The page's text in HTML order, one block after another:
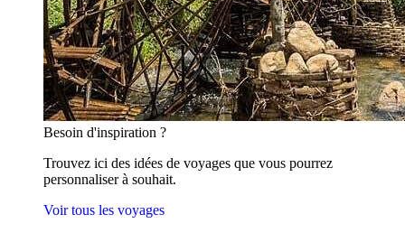
Besoin d'inspiration ?
Trouvez ici des idées de voyages que vous pourrez
personnaliser à souhait.
Voir tous les voyages